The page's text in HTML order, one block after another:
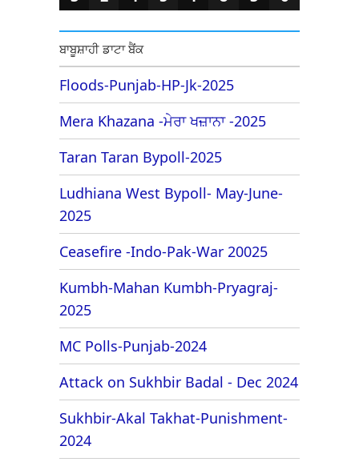
3 2 4 5 1 8 3 6
ਬਾਬੂਸ਼ਾਹੀ ਡਾਟਾ ਬੈਂਕ
Floods-Punjab-HP-Jk-2025
Mera Khazana -ਮੇਰਾ ਖਜ਼ਾਨਾ -2025
Taran Taran Bypoll-2025
Ludhiana West Bypoll- May-June-
2025
Ceasefire -Indo-Pak-War 20025
Kumbh-Mahan Kumbh-Pryagraj-
2025
MC Polls-Punjab-2024
Attack on Sukhbir Badal - Dec 2024
Sukhbir-Akal Takhat-Punishment-
2024